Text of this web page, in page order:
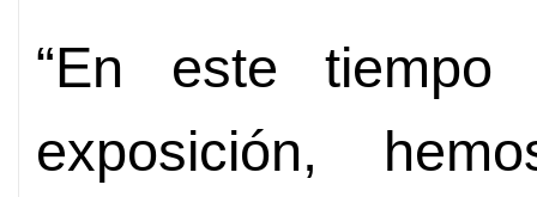
“En este
exposición,